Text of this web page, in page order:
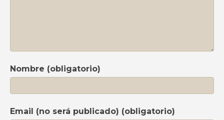
Nombre (obligatorio)
Email (no será publicado) (obligatorio)